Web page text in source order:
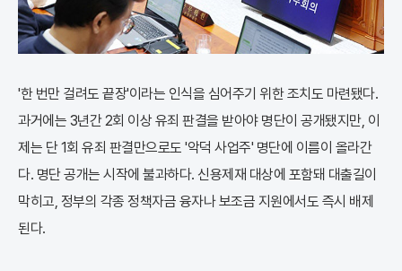
'한 번만 걸려도 끝장'이라는 인식을 심어주기 위한 조치도 마련됐다.
과거에는 3년간 2회 이상 유죄 판결을 받아야 명단이 공개됐지만, 이
제는 단 1회 유죄 판결만으로도 '악덕 사업주' 명단에 이름이 올라간
다. 명단 공개는 시작에 불과하다. 신용제재 대상에 포함돼 대출길이
막히고, 정부의 각종 정책자금 융자나 보조금 지원에서도 즉시 배제
된다.